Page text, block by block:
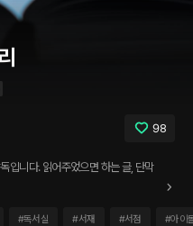
98
입니다. 읽어주었으면 하는 글, 단막
#독서실 #서재 #서점 #아이